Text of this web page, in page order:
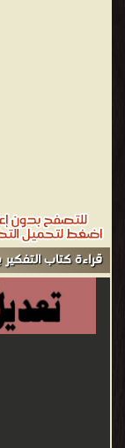
المستهلكين. تحت
الإنجازات
وببطء ❝ الناشرين :
من كتب التنميه
قراءة كتاب